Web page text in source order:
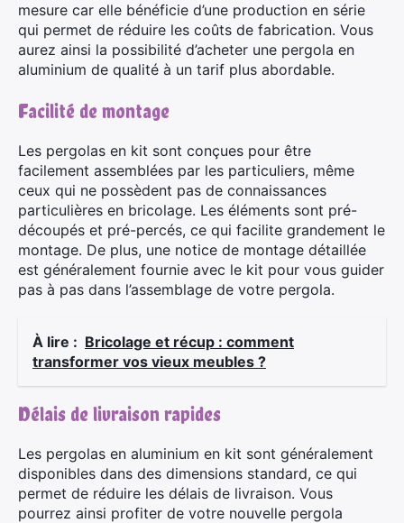
mesure car elle bénéficie d’une production en série
qui permet de réduire les coûts de fabrication. Vous
aurez ainsi la possibilité d’acheter une pergola en
aluminium de qualité à un tarif plus abordable.
Facilité de montage
Les pergolas en kit sont conçues pour être
facilement assemblées par les particuliers, même
ceux qui ne possèdent pas de connaissances
particulières en bricolage. Les éléments sont pré-
découpés et pré-percés, ce qui facilite grandement le
montage. De plus, une notice de montage détaillée
est généralement fournie avec le kit pour vous guider
pas à pas dans l’assemblage de votre pergola.
À lire : Bricolage et récup : comment
transformer vos vieux meubles ?
Délais de livraison rapides
Les pergolas en aluminium en kit sont généralement
disponibles dans des dimensions standard, ce qui
permet de réduire les délais de livraison. Vous
pourrez ainsi profiter de votre nouvelle pergola